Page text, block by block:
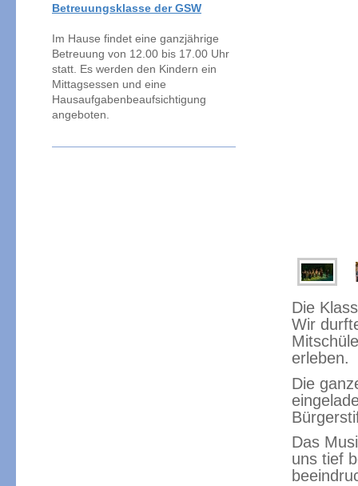
Die
Wir
erleben.
Die
Das
uns tief
Betreuungsklasse der GSW
Im Hause findet eine ganzjährige
Betreuung von 12.00 bis 17.00 Uhr
statt. Es werden den Kindern ein
Mittagsessen und eine
Hausaufgabenbeaufsichtigung
angeboten.